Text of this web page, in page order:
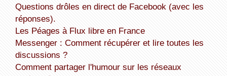
Questions drôles en direct de Facebook (avec les
réponses).
Les Péages à Flux libre en France
Messenger : Comment récupérer et lire toutes les
discussions ?
Comment partager l'humour sur les réseaux